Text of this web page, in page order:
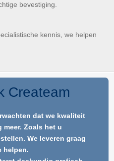
bevestiging.
kennis, we helpen
Createam
dat we kwaliteit
meer. Zoals het u
We leveren graag
helpen.